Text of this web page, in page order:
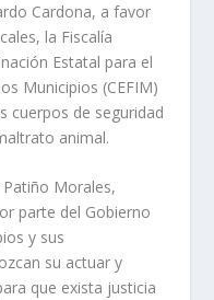
Cardona, a favor
la Fiscalía
Estatal para el
Municipios (CEFIM)
cuerpos de seguridad
animal.
Patiño Morales,
parte del Gobierno
y sus
su actuar y
que exista justicia